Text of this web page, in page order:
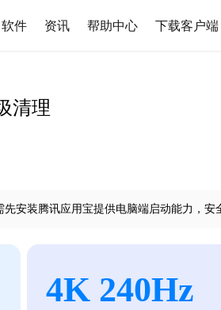
软件 资讯 帮助中心 下载客户端
清理
先安装腾讯应用宝提供电脑端启动能力，安
4K 240Hz